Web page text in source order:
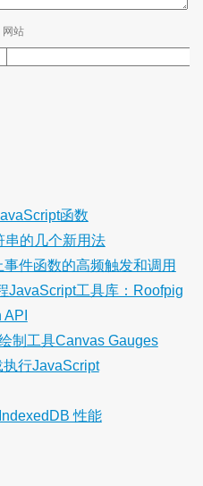
网站
函数
串的几个新用法
件函数的高频触发和调用
JavaScript工具库：Roofpig
制工具Canvas Gauges
行JavaScript
性能